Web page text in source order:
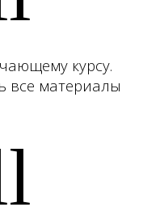
курсу.
все материалы